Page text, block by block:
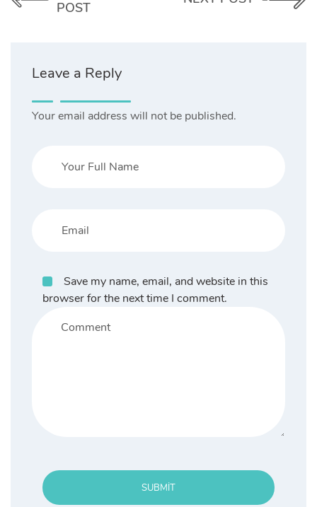
POST
Leave a Reply
Your email address will not be published.
Save my name, email, and website in this
browser for the next time I comment.
SUBMIT